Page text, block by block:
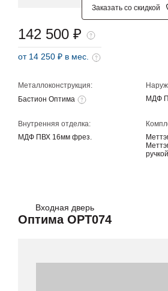
Заказать со скидкой
Металлоконструкция:
Бастион Оптима
МДФ
Внутренняя отделка:
МДФ ПВХ 16мм фрез.
ручкой
142 500 ₽
от 14 250 ₽ в мес.
Входная дверь
Оптима OPT074